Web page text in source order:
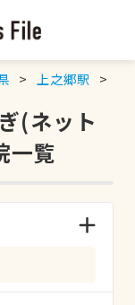
上之郷駅
(ネット
一覧